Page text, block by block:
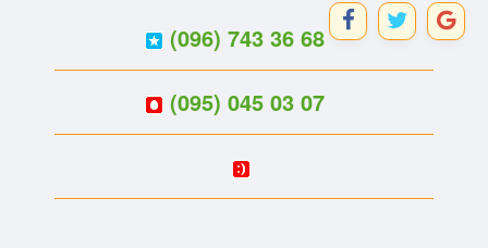
(096) 743 36 68
(095) 045 03 07